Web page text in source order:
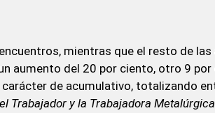
mientras que el resto de
aumento del 20 por ciento, otro 9
de acumulativo, totalizando
Trabajador y la Trabajadora Metalúrgica